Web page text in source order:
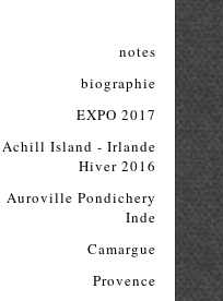
notes
biographie
EXPO 2017
Achill Island - Irlande
Hiver 2016
Auroville Pondichery
Inde
Camargue
Provence